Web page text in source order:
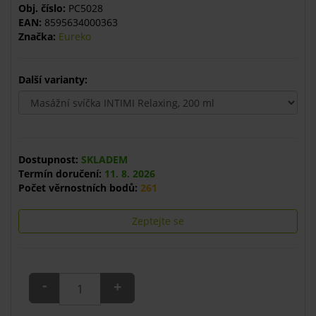
Obj. číslo: PC5028
EAN: 8595634000363
Značka: Eureko
Další varianty:
Dostupnost: SKLADEM
Termín doručení: 11. 8. 2026
Počet věrnostních bodů: 261
Zeptejte se
- +